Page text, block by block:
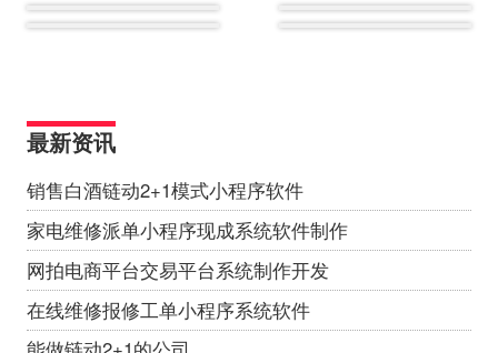
最新资讯
销售白酒链动2+1模式小程序软件
家电维修派单小程序现成系统软件制作
网拍电商平台交易平台系统制作开发
在线维修报修工单小程序系统软件